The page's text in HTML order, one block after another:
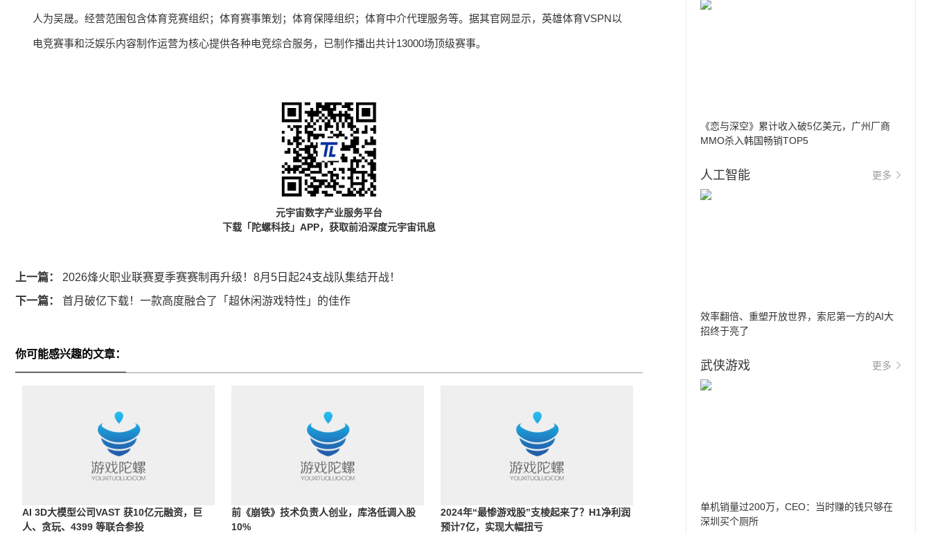
人为吴晟。经营范围包含体育竞赛组织；体育赛事策划；体育保障组织；体育中介代理服务等。据其官网显示，英雄体育VSPN以
电竞赛事和泛娱乐内容制作运营为核心提供各种电竞综合服务，已制作播出共计13000场顶级赛事。
元宇宙数字产业服务平台
下载「陀螺科技」APP，获取前沿深度元宇宙讯息
上一篇： 2026烽火职业联赛夏季赛赛制再升级！8月5日起24支战队集结开战！
下一篇： 首月破亿下载！一款高度融合了「超休闲游戏特性」的佳作
你可能感兴趣的文章：
AI 3D大模型公司VAST 获10亿元融资，巨
人、贪玩、4399 等联合参投
前《崩铁》技术负责人创业，库洛低调入股
10%
2024年“最惨游戏股”支棱起来了？H1净利润
预计7亿，实现大幅扭亏
《恋与深空》累计收入破5亿美元，广州厂商
MMO杀入韩国畅销TOP5
人工智能 更多
效率翻倍、重塑开放世界，索尼第一方的AI大
招终于亮了
武侠游戏 更多
单机销量过200万，CEO：当时赚的钱只够在
深圳买个厕所